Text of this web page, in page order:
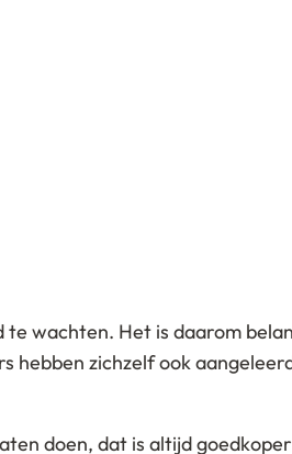
wachten. Het is daarom
zichzelf ook
doen, dat is altijd